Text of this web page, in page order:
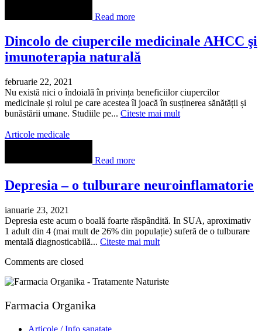
Read more
Dincolo de ciupercile medicinale AHCC şi
imunoterapia naturală
februarie 22, 2021
Nu există nici o îndoială în privința beneficiilor ciupercilor
medicinale și rolul pe care acestea îl joacă în susținerea sănătății și
bunăstării umane. Studiile pe... Citeste mai mult
Articole medicale
Read more
Depresia – o tulburare neuroinflamatorie
ianuarie 23, 2021
Depresia este acum o boală foarte răspândită. In SUA, aproximativ
1 adult din 4 (mai mult de 26% din populație) suferă de o tulburare
mentală diagnosticabilă... Citeste mai mult
Comments are closed
Farmacia Organika